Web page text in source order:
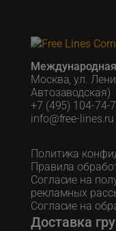
Международная
Москва, ул.
Автозаводская)
+7 (495) 104-74-
info@free-lines.ru
Политика
Правила
Согласие на
рекламных
Согласие на
Доставка